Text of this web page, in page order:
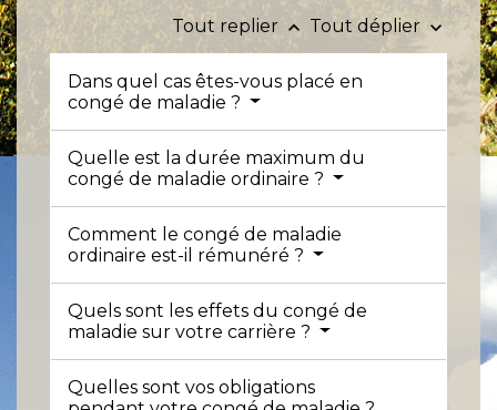
Tout replier keyboard_arrow_up Tout déplier keyboard_arrow_down
Dans quel cas êtes-vous placé en
congé de maladie ?
Quelle est la durée maximum du
congé de maladie ordinaire ?
Comment le congé de maladie
ordinaire est-il rémunéré ?
Quels sont les effets du congé de
maladie sur votre carrière ?
Quelles sont vos obligations